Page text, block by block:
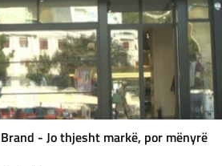
- Jo thjesht markë, por mënyrë